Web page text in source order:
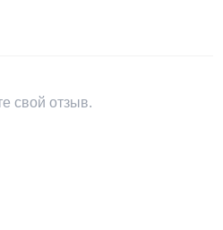
свой отзыв.